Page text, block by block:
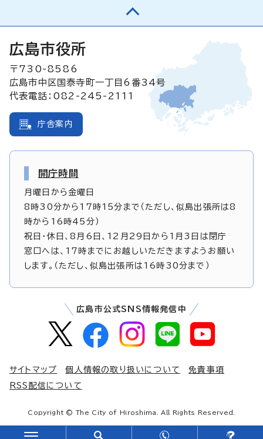
広島市役所
〒730-8586
広島市中区国泰寺町一丁目6番34号
代表電話：082-245-2111
庁舎案内
開庁時間
月曜日から金曜日
8時30分から17時15分まで（ただし、似島出張所は8
時から16時45分）
祝日・休日、8月6日、12月29日から1月3日は閉庁
窓口へは、17時までにお越しいただきますようお願い
します。（ただし、似島出張所は16時30分まで）
広島市公式SNS情報発信中
サイトマップ 個人情報の取り扱いについて
免責事項
RSS配信について
Copyright © The City of Hiroshima. All Rights Reserved.